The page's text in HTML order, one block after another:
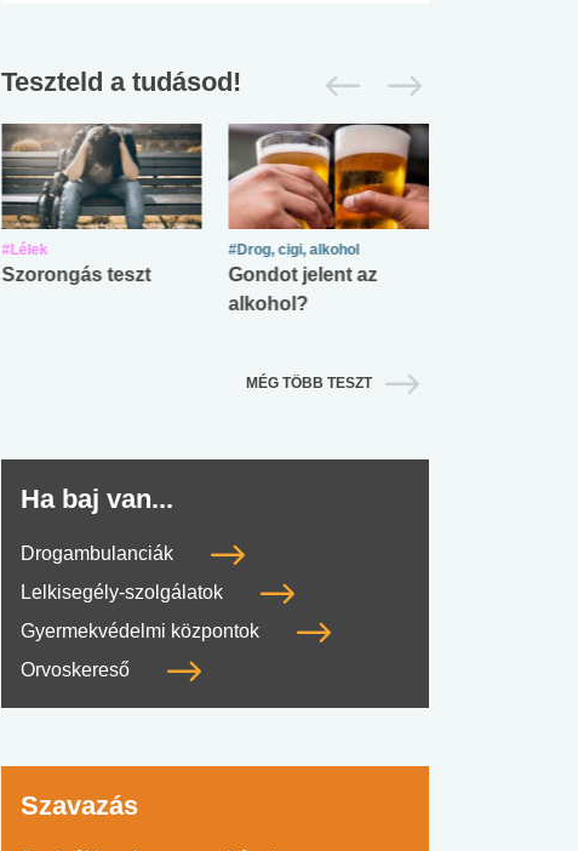
Teszteld a tudásod!
#Lélek
Szorongás teszt
#Drog, cigi, alkohol
Gondot jelent az
alkohol?
MÉG TÖBB TESZT
Ha baj van...
Drogambulanciák
Lelkisegély-szolgálatok
Gyermekvédelmi központok
Orvoskereső
Szavazás